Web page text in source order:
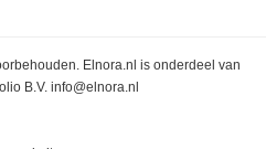
Elnora.nl is onderdeel van
B.V. info@elnora.nl